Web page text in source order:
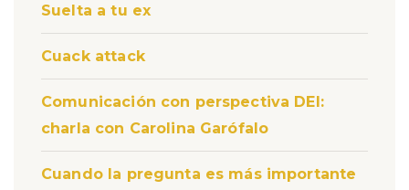
Suelta a tu ex
Cuack attack
Comunicación con perspectiva DEI:
charla con Carolina Garófalo
Cuando la pregunta es más importante